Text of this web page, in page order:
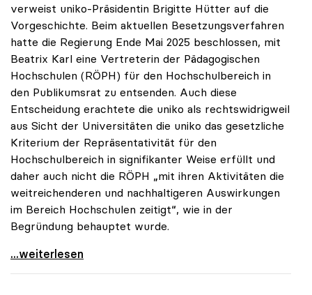
verweist uniko-Präsidentin Brigitte Hütter auf die
Vorgeschichte. Beim aktuellen Besetzungsverfahren
hatte die Regierung Ende Mai 2025 beschlossen, mit
Beatrix Karl eine Vertreterin der Pädagogischen
Hochschulen (RÖPH) für den Hochschulbereich in
den Publikumsrat zu entsenden. Auch diese
Entscheidung erachtete die uniko als rechtswidrigweil
aus Sicht der Universitäten die uniko das gesetzliche
Kriterium der Repräsentativität für den
Hochschulbereich in signifikanter Weise erfüllt und
daher auch nicht die RÖPH „mit ihren Aktivitäten die
weitreichenderen und nachhaltigeren Auswirkungen
im Bereich Hochschulen zeitigt“, wie in der
Begründung behauptet wurde.
ORF-Publikumsrat: Regierung entsendet nun doch
...weiterlesen